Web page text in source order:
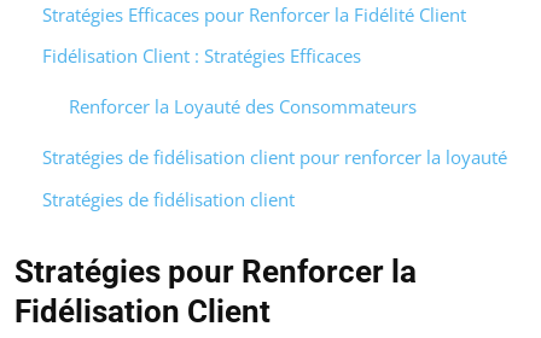
Stratégies Efficaces pour Renforcer la Fidélité Client
Fidélisation Client : Stratégies Efficaces
Renforcer la Loyauté des Consommateurs
Stratégies de fidélisation client pour renforcer la loyauté
Stratégies de fidélisation client
Stratégies pour Renforcer la
Fidélisation Client